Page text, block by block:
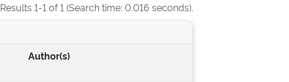
Results 1-1 of 1 (Search time: 0.016 seconds).
Author(s)